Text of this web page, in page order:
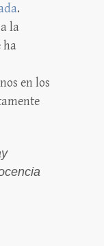
.
la
ha
en los